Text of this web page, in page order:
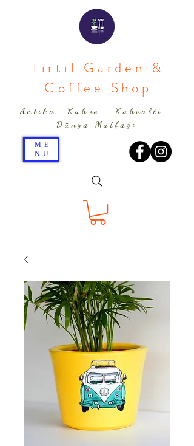
Tırtıl Garden &
Coffee Shop
ME
NU
Antika -Kahve - Kahvaltı -
Dünya Mutfağı